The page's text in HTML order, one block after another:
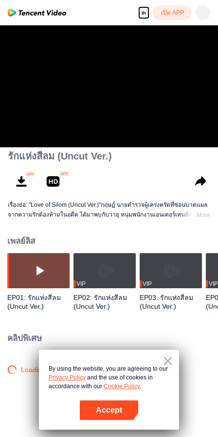
th เปิด APP
รักแห่งสีลม (Uncut Ver.)
เรื่องย่อ: "Love of Silom (Uncut Ver.)"กฤษฏ์ นายตำรวจผู้เคร่งครัดที่ซ่อนบาดแผล
จากความรักต้องห้ามในอดีต ได้มาพบกับวายุ หนุ่มพนักงานเอนเตอร์เทนที่ต้องMore
เพลย์ลิส
EP01: รักแห่งสีลม
(Uncut Ver.)
VIP
EP02: รักแห่งสีลม
(Uncut Ver.)
VIP
EP03: รักแห่งสีลม
(Uncut Ver.)
VIP
คลิปพิเศษ
Loading…By using the website, you are agreeing to our
Privacy Policy and the use of cookies in
accordance with our Cookie Policy.
Accept